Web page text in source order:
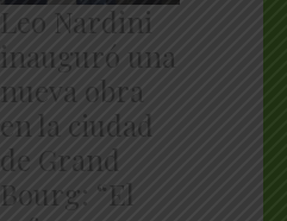
Leo Nardini
inauguró una
nueva obra
en la ciudad
de Grand
Bourg: “El